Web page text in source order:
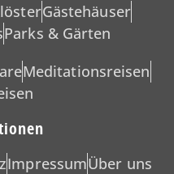
Gästehäuser
Parks & Gärten
Meditationsreisen
ImpressumÜber uns